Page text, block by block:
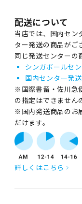
配送について
当店では、国内セン
ター発送の商品がご
同じ発送センターの
シンガポールセ
国内センター発
※国際書留・佐川急
の指定はできません
※国内発送商品のお
だけます。
詳しくはこちら